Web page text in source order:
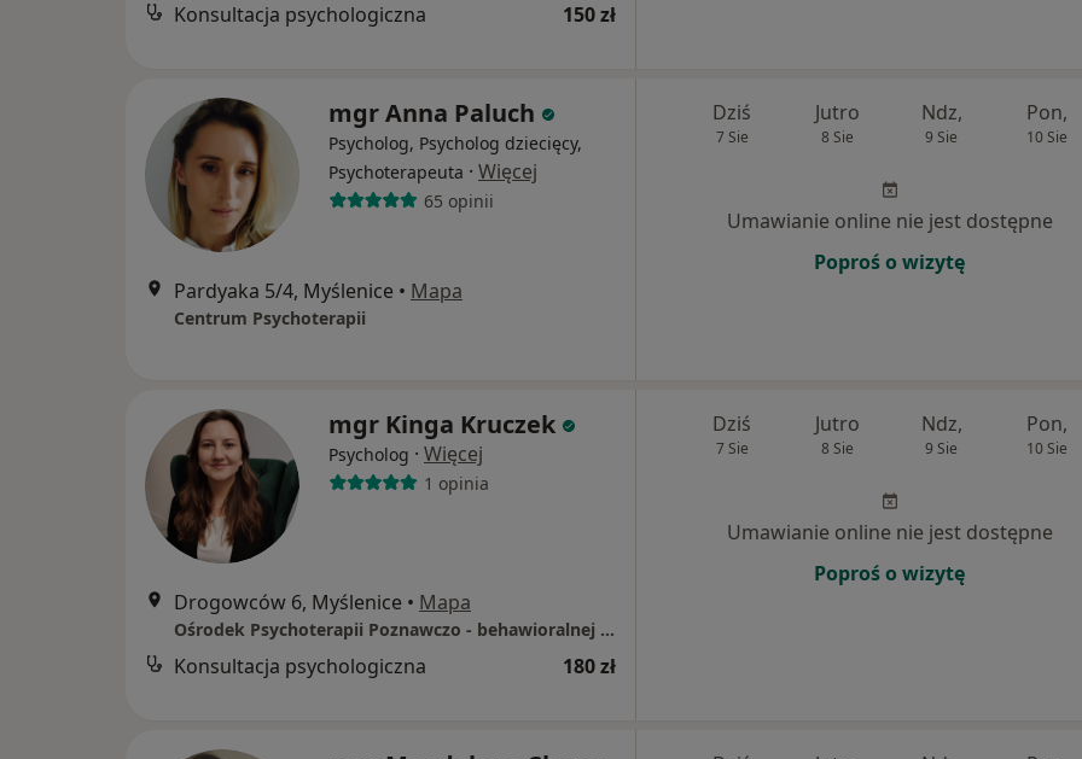
Konsultacja psychologiczna 150 zł
mgr Anna Paluch
Psycholog, Psycholog dziecięcy,
Psychoterapeuta · Więcej
65 opinii
Pardyaka 5/4, Myślenice • Mapa
Centrum Psychoterapii
Dziś
7 Sie
Jutro
8 Sie
Ndz,
9 Sie
Pon,
10 Sie
Umawianie online nie jest dostępne
Poproś o wizytę
mgr Kinga Kruczek
Psycholog · Więcej
1 opinia
Drogowców 6, Myślenice • Mapa
Ośrodek Psychoterapii Poznawczo - behawioralnej i Psychologii P.K. Siedlaczek
Konsultacja psychologiczna 180 zł
Dziś
7 Sie
Jutro
8 Sie
Ndz,
9 Sie
Pon,
10 Sie
Umawianie online nie jest dostępne
Poproś o wizytę